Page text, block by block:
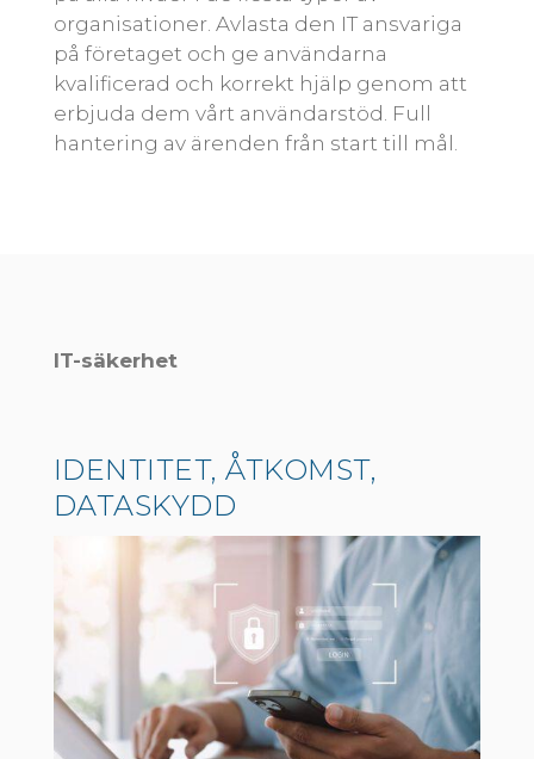
organisationer. Avlasta den IT ansvariga
på företaget och ge användarna
kvalificerad och korrekt hjälp genom att
erbjuda dem vårt användarstöd. Full
hantering av ärenden från start till mål.
IT-säkerhet
IDENTITET, ÅTKOMST,
DATASKYDD